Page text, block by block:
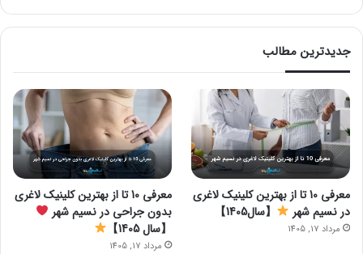
جدیدترین مطالب
معرفی 10 تا از بهترین کلینیک لاغری
در نسیم شهر
【سال1405】
مرداد 17, 1405
معرفی 10 تا از بهترین کلینیک لاغری
بدون جراحی در نسیم شهر
【سال 1405】
مرداد 17, 1405